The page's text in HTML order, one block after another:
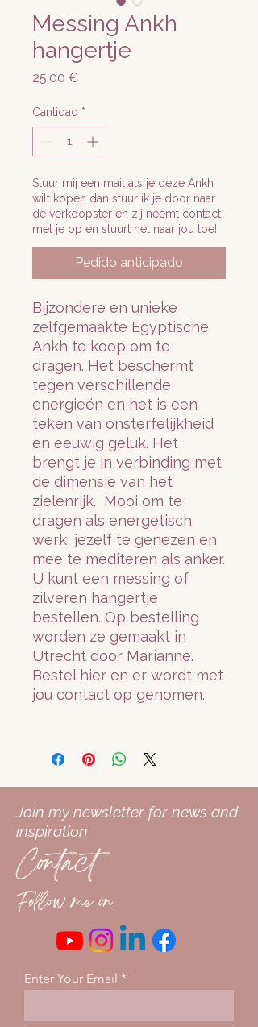
Messing Ankh
hangertje
25,00 €Precio
Cantidad *
Stuur mij een mail als je deze Ankh
wilt kopen dan stuur ik je door naar
de verkoopster en zij neemt contact
met je op en stuurt het naar jou toe!
Pedido anticipado
Bijzondere en unieke
zelfgemaakte Egyptische
Ankh te koop om te
dragen. Het beschermt
tegen verschillende
energieën en het is een
teken van onsterfelijkheid
en eeuwig geluk. Het
brengt je in verbinding met
de dimensie van het
zielenrijk. Mooi om te
dragen als energetisch
werk, jezelf te genezen en
mee te mediteren als anker.
U kunt een messing of
zilveren hangertje
bestellen. Op bestelling
worden ze gemaakt in
Utrecht door Marianne.
Bestel hier en er wordt met
jou contact op genomen.
Join my newsletter for news and
inspiration
Contact
Follow me on
Enter Your Email